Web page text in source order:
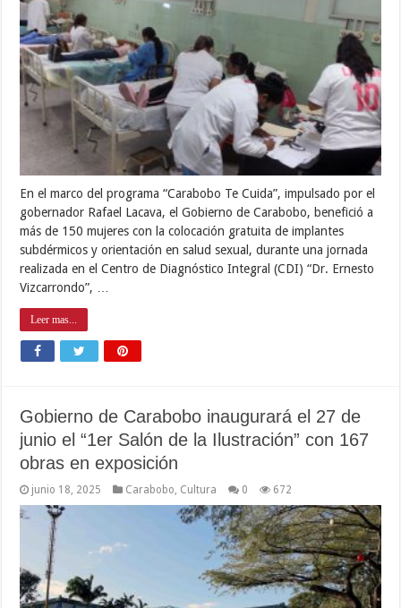
En el marco del programa “Carabobo Te Cuida”, impulsado por el
gobernador Rafael Lacava, el Gobierno de Carabobo, benefició a
más de 150 mujeres con la colocación gratuita de implantes
subdérmicos y orientación en salud sexual, durante una jornada
realizada en el Centro de Diagnóstico Integral (CDI) “Dr. Ernesto
Vizcarrondo”, …
Leer mas...
Gobierno de Carabobo inaugurará el 27 de
junio el “1er Salón de la Ilustración” con 167
obras en exposición
junio 18, 2025 Carabobo, Cultura 0 672